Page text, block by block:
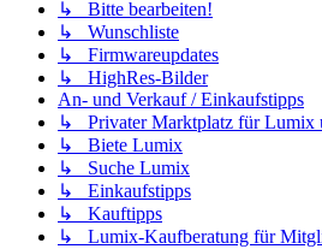
↳ Bitte bearbeiten!
↳ Wunschliste
↳ Firmwareupdates
↳ HighRes-Bilder
An- und Verkauf / Einkaufstipps
↳ Privater Marktplatz für Lumix
↳ Biete Lumix
↳ Suche Lumix
↳ Einkaufstipps
↳ Kauftipps
↳ Lumix-Kaufberatung für